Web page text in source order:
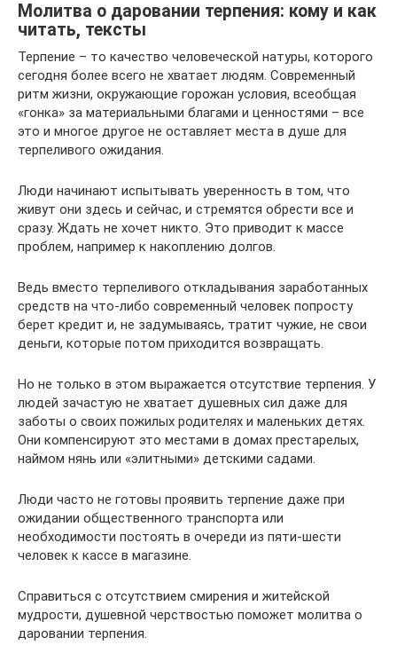
Молитва о даровании терпения: кому и как
читать, тексты
Терпение – то качество человеческой натуры, которого
сегодня более всего не хватает людям. Современный
ритм жизни, окружающие горожан условия, всеобщая
«гонка» за материальными благами и ценностями – все
это и многое другое не оставляет места в душе для
терпеливого ожидания.
Люди начинают испытывать уверенность в том, что
живут они здесь и сейчас, и стремятся обрести все и
сразу. Ждать не хочет никто. Это приводит к массе
проблем, например к накоплению долгов.
Ведь вместо терпеливого откладывания заработанных
средств на что-либо современный человек попросту
берет кредит и, не задумываясь, тратит чужие, не свои
деньги, которые потом приходится возвращать.
Но не только в этом выражается отсутствие терпения. У
людей зачастую не хватает душевных сил даже для
заботы о своих пожилых родителях и маленьких детях.
Они компенсируют это местами в домах престарелых,
наймом нянь или «элитными» детскими садами.
Люди часто не готовы проявить терпение даже при
ожидании общественного транспорта или
необходимости постоять в очереди из пяти-шести
человек к кассе в магазине.
Справиться с отсутствием смирения и житейской
мудрости, душевной черствостью поможет молитва о
даровании терпения.